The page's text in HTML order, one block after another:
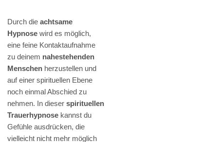
Durch die achtsame
Hypnose wird es möglich,
eine feine Kontaktaufnahme
zu deinem nahestehenden
Menschen herzustellen und
auf einer spirituellen Ebene
noch einmal Abschied zu
nehmen. In dieser spirituellen
Trauerhypnose kannst du
Gefühle ausdrücken, die
vielleicht nicht mehr möglich